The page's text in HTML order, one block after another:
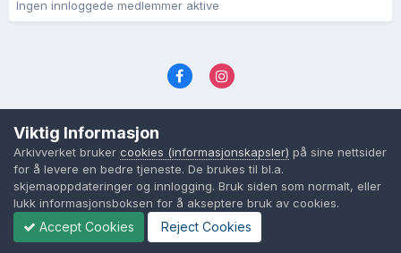
Ingen innloggede medlemmer aktive
Cookies (informasjonskapsler)
Powered by Invision Community
Viktig Informasjon
Arkivverket bruker cookies (informasjonskapsler) på sine nettsider
for å levere en bedre tjeneste. De brukes til bl.a.
skjemaoppdateringer og innlogging. Bruk siden som normalt, eller
lukk informasjonsboksen for å akseptere bruk av cookies.
Accept Cookies Reject Cookies